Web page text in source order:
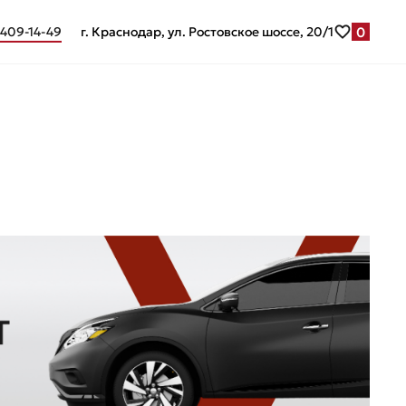
14-49 г. Краснодар, ул. Ростовское шоссе, 20/1 0